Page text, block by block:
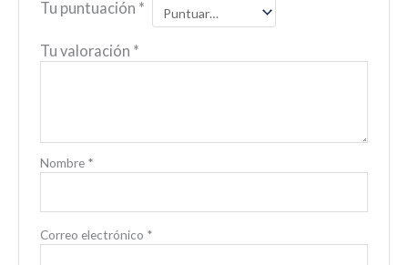
Tu puntuación *
Tu valoración *
Nombre *
Correo electrónico *